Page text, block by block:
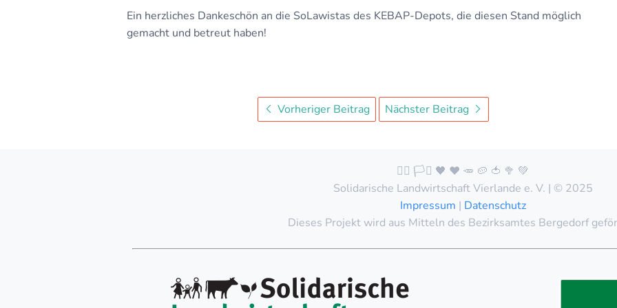
Ein herzliches Dankeschön an die SoLawistas des KEBAP-Depots, die diesen Stand möglich
gemacht und betreut haben!
Vorheriger Beitrag Nächster Beitrag
🏳️‍🌈 🏳️‍⚧️ 🖤 ❤️ 🥕 🥔 🍅 🥦 💚
Solidarische Landwirtschaft Vierlande e. V. | © 2025
Impressum | Datenschutz
Dieses Projekt wird aus Mitteln des Bezirksamtes Bergedorf